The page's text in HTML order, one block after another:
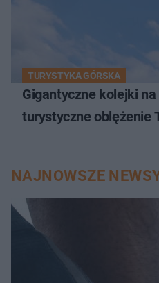
TURYSTYKA GÓRSKA
Gigantyczne kolejki
turystyczne oblężenie
NAJNOWSZE